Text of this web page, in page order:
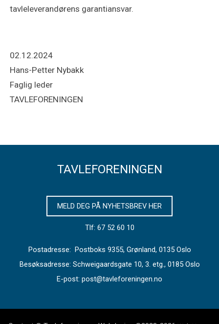
tavleleverandørens garantiansvar.
02.12.2024
Hans-Petter Nybakk
Faglig leder
TAVLEFORENINGEN
TAVLEFORENINGEN
MELD DEG PÅ NYHETSBREV HER
Tlf: 67 52 60 10
Postadresse: Postboks 9355, Grønland, 0135 Oslo
Besøksadresse: Schweigaardsgate 10, 3. etg., 0185 Oslo
E-post: post@tavleforeningen.no